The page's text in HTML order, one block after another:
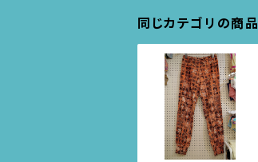
同じカテゴリの商品